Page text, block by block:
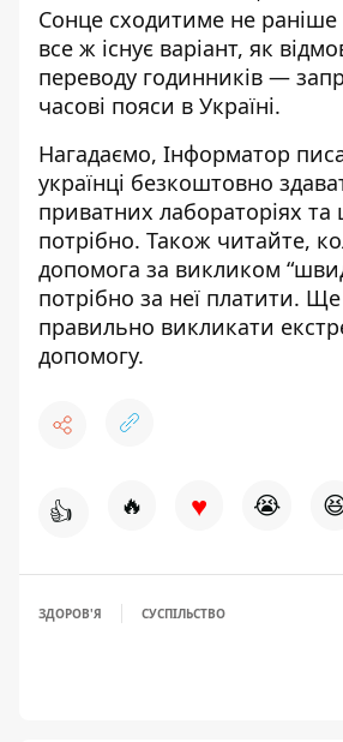
Сонце сходитиме не
все ж існує варіант, як
переводу годинників —
часові пояси в Україні.
Нагадаємо, Інформатор
українці безкоштовно
приватних лабораторіях та
потрібно. Також читайте,
допомога за викликом
потрібно за неї платити.
правильно викликати
допомогу.
👍 🔥 ♥ 😭
ЗДОРОВ'Я СУСПІЛЬСТВО